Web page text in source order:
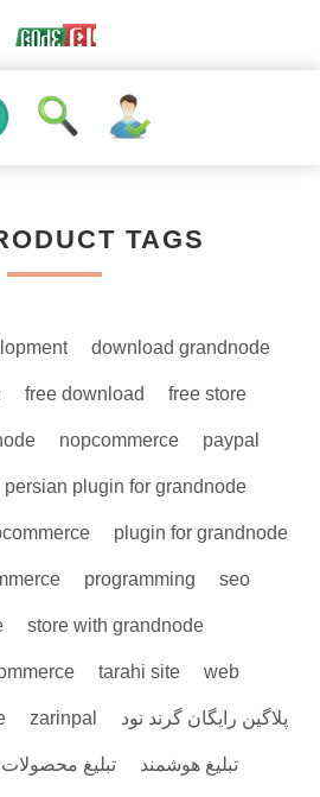
TAGS
download grandnode
free download free store
nopcommerce paypal
persian plugin for grandnode
plugin for grandnode
programming seo
store with grandnode
tarahi site web
zarinpal پلاگین رایگان گرند نود
تبلیغ محصولات تبلیغ هوشمند